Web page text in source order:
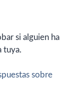
si alguien ha
tuya.
sobre